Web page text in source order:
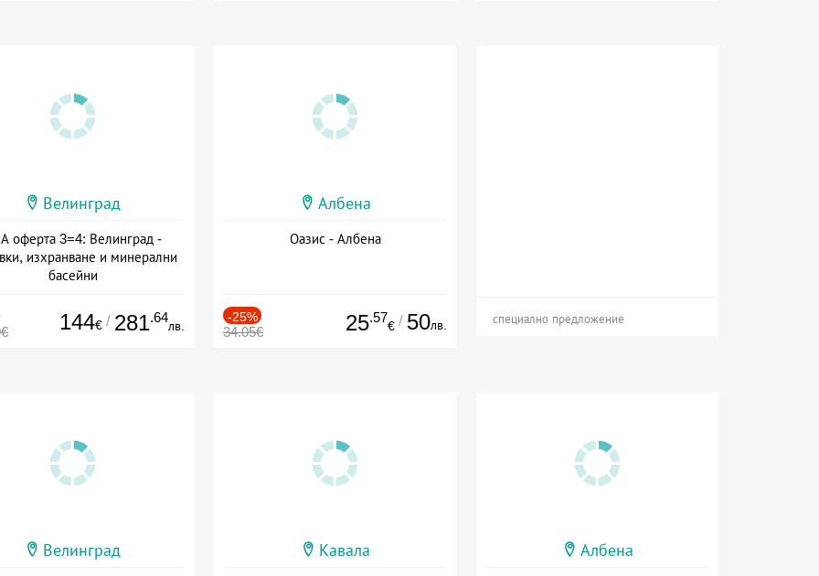
Велинград
оферта 3=4: Велинград -
изхранване и минерални
басейни
144€ / 281.64
лв.
Албена
Оазис - Албена
-25%
34.05€ 25.57
€ / 50лв. специално предложение
Велинград Кавала Албена